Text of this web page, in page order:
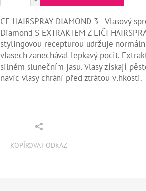
CE HAIRSPRAY DIAMOND 3 - Vlasový
Diamond S EXTRAKTEM Z LIČI
stylingovou recepturou udržuje
vlasech zanechával lepkavý pocit.
silném slunečním jasu. Vlasy získají
navíc vlasy chrání před ztrátou vlhkosti.
KOPÍROVAT ODKAZ